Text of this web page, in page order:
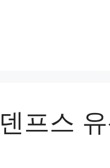
프스